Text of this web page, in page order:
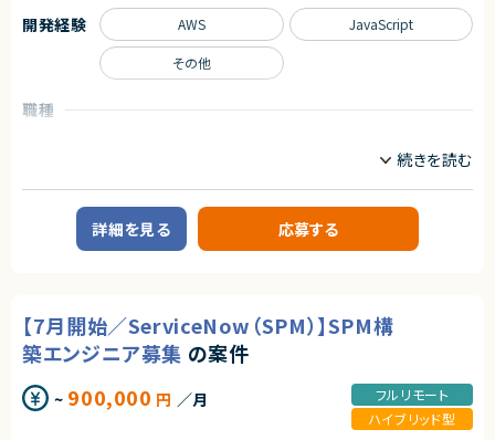
【Want】
・何かしらの領域でのPM/PdM経験
・SNS／インフルエンサーマーケティング、コミュニティ運営の実務経験
・toB SaaSやデジタルプロダクトの導入支援、CS、PMO経験
・数値レポートをもとにした改善提案経験、AIワークフロー構築経験
業務委託(準委任契約)
★SNSやAIを含む最先端プロジェクトにPMとして携わることができます
★PM経験者はもちろん、これからPMなど上流領域にチャレンジしていきた
い方におススメです！
事録、レポートまでAIをフル活用しつつ、PMとしての思考力とスピードを磨
けます」
★職種や雇用形態を超えた協働体制！多様な経験を積むことができます
求めるスキル
＜必須スキル＞
・管理会計（予実管理／原価管理）に関する知識・実務経験
・業務フロー整理およびTo-Be設計の経験
＜尚可スキル＞
・ERP／会計システムの導入または運用経験
・データ基盤（DWH／ETL）の構築・運用経験
・RPAやPython等を用いた業務効率化の経験
・経営企画、事業管理領域での実務経験
契約形態
業務委託(準委任契約)
株式会社LASSIC
職種
コンタクトセンターの業務改革およびクラウド化ニーズの高まりを背景に、
Amazon Connect／Genesys Cloud などのクラウド型コンタクトセンター
基盤の提案活動をリードするコンサルタントを募集しています。
わず、
技術的知見を活かした企画・提案・検討・資料作成がメイン業務となります。
・RFPの整理・分析、提案書の作成
・クラウド型コンタクトセンター（Amazon Connect／Genesys Cloud 等）
を活用した業務改善・新機能・外部アプリ連携の企画提案
開発経験 AWS JavaScript
その他
詳細を見る 応募する
【7月開始／ServiceNow（SPM）】SPM構
築エンジニア募集 の案件
~ 900,000 円 ／月
フルリモート
ハイブリッド型